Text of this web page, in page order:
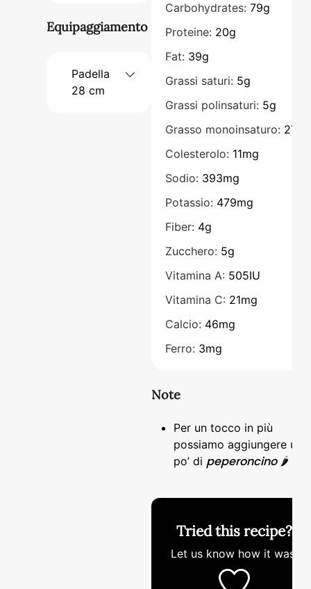
Equipaggiamento
Padella
28 cm
Carbohydrates: 79g
Proteine: 20g
Fat: 39g
Grassi saturi: 5g
Grassi polinsaturi: 5g
Grasso monoinsaturo: 27
Colesterolo: 11mg
Sodio: 393mg
Potassio: 479mg
Fiber: 4g
Zucchero: 5g
Vitamina A: 505IU
Vitamina C: 21mg
Calcio: 46mg
Ferro: 3mg
Note
Per un tocco in più
possiamo aggiungere un
po’ di peperoncino🌶️
Tried this recipe?
Let us knowhow it was!